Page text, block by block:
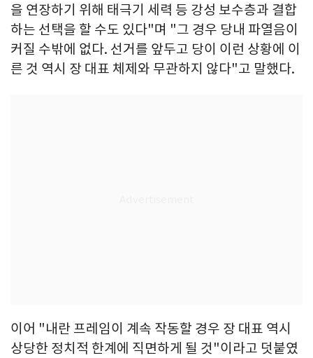
을 연장하기 위해 태극기 세력 등 강성 보수층과 결합
하는 선택을 할 수도 있다"며 "그 경우 당내 파열음이
커질 수밖에 없다. 선거를 앞두고 당이 이런 상황에 이
른 것 역시 장 대표 체제와 무관하지 않다"고 말했다.
이어 "내란 프레임이 계속 작동할 경우 장 대표 역시
상당한 정치적 한계에 직면하게 될 것"이라고 덧붙였